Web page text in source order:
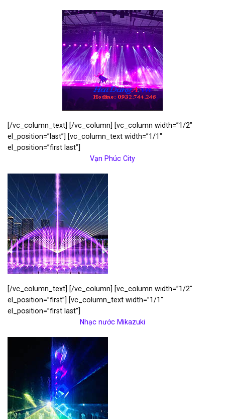
[/vc_column_text] [/vc_column] [vc_column width=”1/2″
el_position=”last”] [vc_column_text width=”1/1″
el_position=”first last”]
Vạn Phúc City
[/vc_column_text] [/vc_column] [vc_column width=”1/2″
el_position=”first”] [vc_column_text width=”1/1″
el_position=”first last”]
Nhạc nước Mikazuki